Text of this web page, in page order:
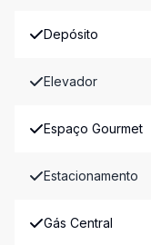
Depósito
Elevador
Espaço Gourmet
Estacionamento
Gás Central